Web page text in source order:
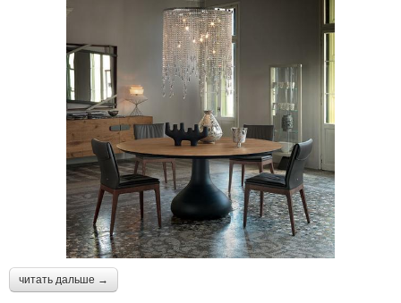
читать дальше →